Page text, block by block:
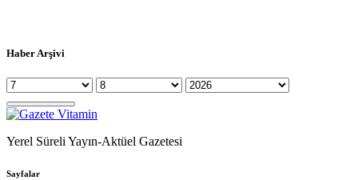
Haber Arşivi
Yerel Süreli Yayın-Aktüel Gazetesi
Sayfalar